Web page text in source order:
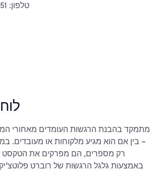
טלפון: 1-800-530-4251
7.
– בין אם הוא מגיע מלקוחות או מעובדים.
באמצעות גלגל הרגשות של רוברט